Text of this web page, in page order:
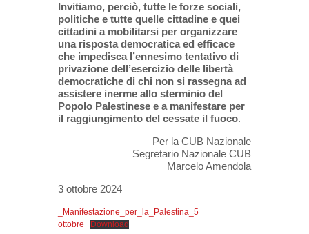
Invitiamo, perciò, tutte le forze sociali,
politiche e tutte quelle cittadine e quei
cittadini a mobilitarsi per organizzare
una risposta democratica ed efficace
che impedisca l’ennesimo tentativo di
privazione dell’esercizio delle libertà
democratiche di chi non si rassegna ad
assistere inerme allo sterminio del
Popolo Palestinese e a manifestare per
il raggiungimento del cessate il fuoco.
Per la CUB Nazionale
Segretario Nazionale CUB
Marcelo Amendola
3 ottobre 2024
_Manifestazione_per_la_Palestina_5
ottobre
Download